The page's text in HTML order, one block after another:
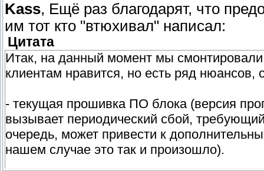
Kass, Ещё раз благодарят, что
им тот кто "втюхивал" написал:
Цитата
Итак, на данный момент мы
клиентам нравится, но есть ряд
- текущая прошивка ПО блока (версия
вызывает периодический сбой,
очередь, может привести к
нашем случае это так и произошло).